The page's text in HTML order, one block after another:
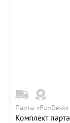
Парты «FunDesk»
Комплект